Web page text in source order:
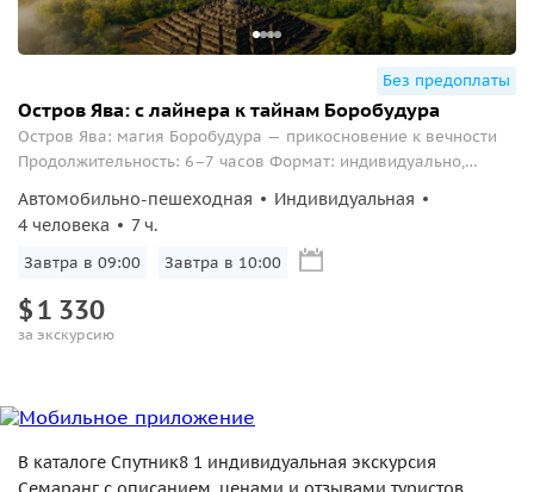
Без предоплаты
Остров Ява: с лайнера к тайнам Боробудура
Остров Ява: магия Боробудура — прикосновение к вечности
Продолжительность: 6–7 часов Формат: индивидуально,
О ЧЕМ ЭТА ЭКСКУРСИЯ: Представьте: ваш лайнер прибывает в
порт Семаранг, а впереди вас ждёт путешествие в самое
сердце остров...
Автомобильно-пешеходная
Индивидуальная
4 человека
7 ч.
Завтра в 09:00 Завтра в 10:00
$1 330
за экскурсию
В каталоге Спутник8 1 индивидуальная экскурсия